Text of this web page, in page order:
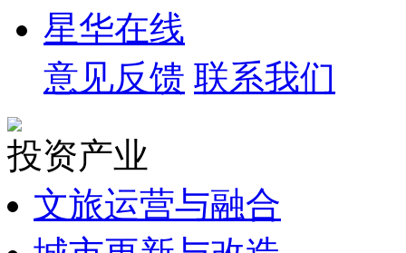
星华在线
意见反馈 联系我们
投资产业
文旅运营与融合